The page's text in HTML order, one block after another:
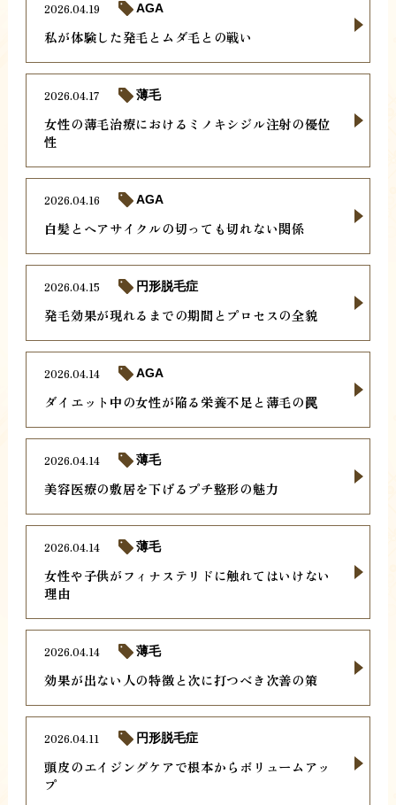
私が体験した発毛とムダ毛との戦い
2026.04.19 AGA
女性の薄毛治療におけるミノキシジル注射の優位
性
2026.04.17 薄毛
白髪とヘアサイクルの切っても切れない関係
2026.04.16 AGA
発毛効果が現れるまでの期間とプロセスの全貌
2026.04.15 円形脱毛症
ダイエット中の女性が陥る栄養不足と薄毛の罠
2026.04.14 AGA
美容医療の敷居を下げるプチ整形の魅力
2026.04.14 薄毛
女性や子供がフィナステリドに触れてはいけない
理由
2026.04.14 薄毛
効果が出ない人の特徴と次に打つべき次善の策
2026.04.14 薄毛
頭皮のエイジングケアで根本からボリュームアッ
プ
2026.04.11 円形脱毛症